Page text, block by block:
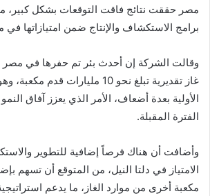
مصر حققت نتائج فاقت التوقعات بشكل كبير،
برامج الاستكشاف والإنتاج ضمن امتيازاتها في
وقالت الشركة إن أحدث بئر تم حفرها في
غاز تقديرية تبلغ نحو 10 مليارات
الأولية بعدة أضعاف، الأمر الذي يعزز آفاق النمو
الفترة المقبلة.
وأضافت أن هناك فرصاً إضافية للتطوير
مكعبة أخرى من موارد الغاز، ما يدعم